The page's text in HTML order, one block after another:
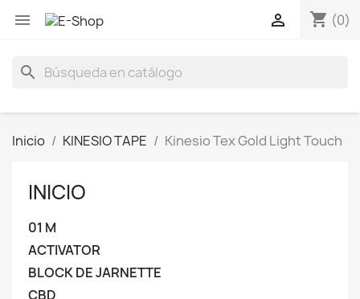
 shopping_cart (0)

search
Inicio KINESIO TAPE Kinesio Tex Gold Light Touch
INICIO
01 M
ACTIVATOR
BLOCK DE JARNETTE
CBD